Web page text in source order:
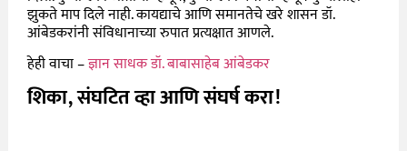
झुकते माप दिले नाही. कायद्याचे आणि समानतेचे खरे शासन डॉ.
आंबेडकरांनी संविधानाच्या रुपात प्रत्यक्षात आणले.
हेही वाचा –ज्ञान साधक डॉ. बाबासाहेब आंबेडकर
शिका, संघटित व्हा आणि संघर्ष करा!